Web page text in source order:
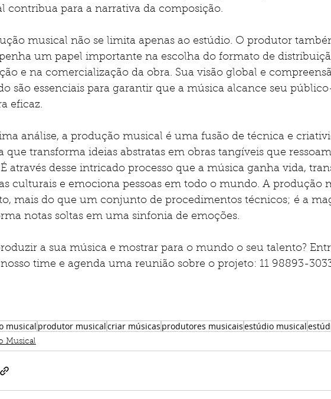
contribua para a narrativa da composição.
musical não se limita apenas ao estúdio. O produtor
um papel importante na escolha do formato de
e na comercialização da obra. Sua visão global e
são essenciais para garantir que a música alcance seu
eficaz.
análise, a produção musical é uma fusão de técnica e
que transforma ideias abstratas em obras tangíveis que
através desse intricado processo que a música ganha vida,
culturais e emociona pessoas em todo o mundo. A produção
mais do que um conjunto de procedimentos técnicos; é a
notas soltas em uma sinfonia de emoções.
a sua música e mostrar para o mundo o seu talento?
time e agenda uma reunião sobre o projeto: 11 98893-
musical produtor musicalcriar músicas produtores musicaisestúdio musical
Musical